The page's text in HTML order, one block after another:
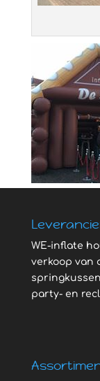
WE-inflate
verkoop van
party- en